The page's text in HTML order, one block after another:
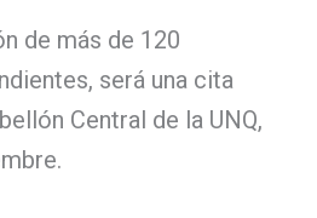
de más de 120
será una cita
Central de la UNQ,